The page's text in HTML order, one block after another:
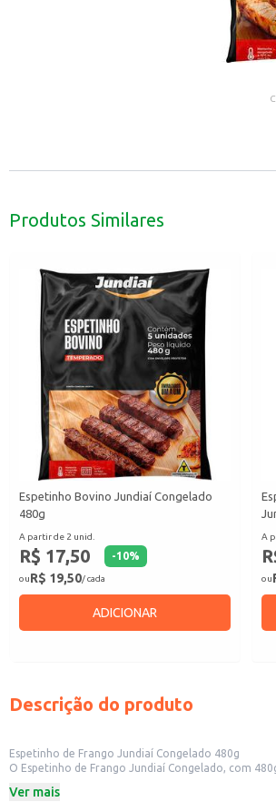
Produtos Similares
Espetinho Bovino Jundiaí Congelado
480g
A partir de 2 unid.
R$ 17,50 -10%
ouR$ 19,50/ cada
ADICIONAR
A
ou
Descrição do produto
Espetinho de Frango Jundiaí Congelado 480g
O Espetinho de Frango Jundiaí Congelado, com
Dicas de Uso:
Ver mais